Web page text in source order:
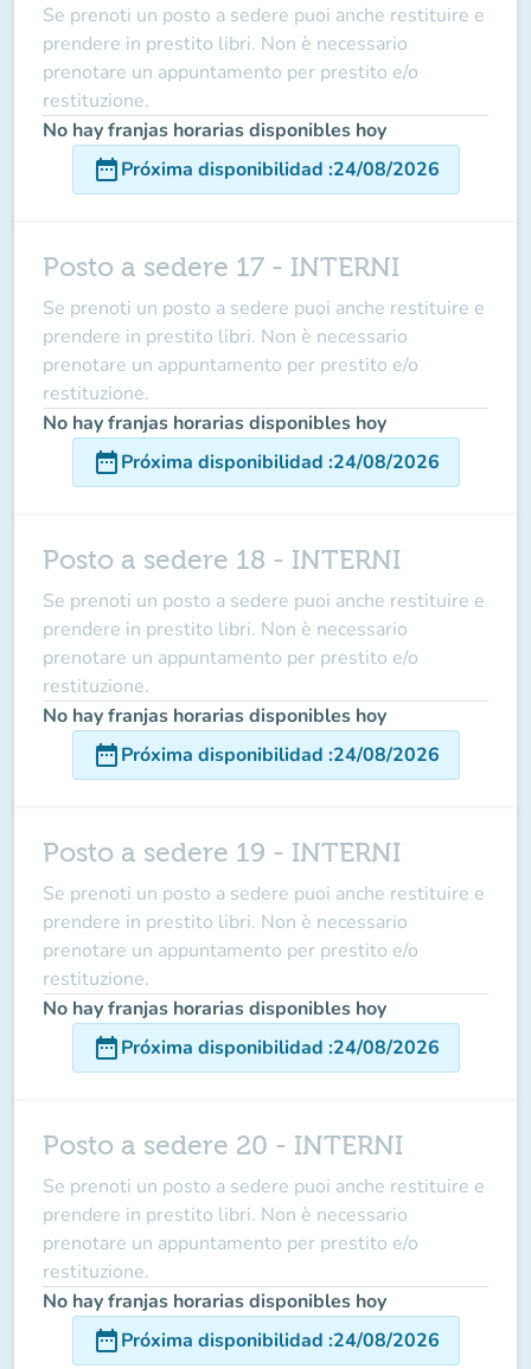
Se prenoti un posto a sedere puoi anche restituire e
prendere in prestito libri. Non è necessario
prenotare un appuntamento per prestito e/o
restituzione.
No hay franjas horarias disponibles hoy
date_rangePróxima disponibilidad :24/08/2026
Posto a sedere 17 - INTERNI
Se prenoti un posto a sedere puoi anche restituire e
prendere in prestito libri. Non è necessario
prenotare un appuntamento per prestito e/o
restituzione.
No hay franjas horarias disponibles hoy
date_rangePróxima disponibilidad :24/08/2026
Posto a sedere 18 - INTERNI
Se prenoti un posto a sedere puoi anche restituire e
prendere in prestito libri. Non è necessario
prenotare un appuntamento per prestito e/o
restituzione.
No hay franjas horarias disponibles hoy
date_rangePróxima disponibilidad :24/08/2026
Posto a sedere 19 - INTERNI
Se prenoti un posto a sedere puoi anche restituire e
prendere in prestito libri. Non è necessario
prenotare un appuntamento per prestito e/o
restituzione.
No hay franjas horarias disponibles hoy
date_rangePróxima disponibilidad :24/08/2026
Posto a sedere 20 - INTERNI
Se prenoti un posto a sedere puoi anche restituire e
prendere in prestito libri. Non è necessario
prenotare un appuntamento per prestito e/o
restituzione.
No hay franjas horarias disponibles hoy
date_rangePróxima disponibilidad :24/08/2026